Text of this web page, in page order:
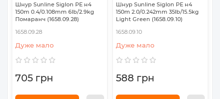
Шнур Sunline Siglon PE н4
150m 0.4/0.108mm 6lb/2.9kg
Помаранч (1658.09.28)
1658.09.28
Дуже мало
705 грн
Шнур Sunline Siglon PE н4
150m 2.0/0.242mm 35lb/15.5kg
Light Green (1658.09.10)
1658.09.10
Дуже мало
588 грн